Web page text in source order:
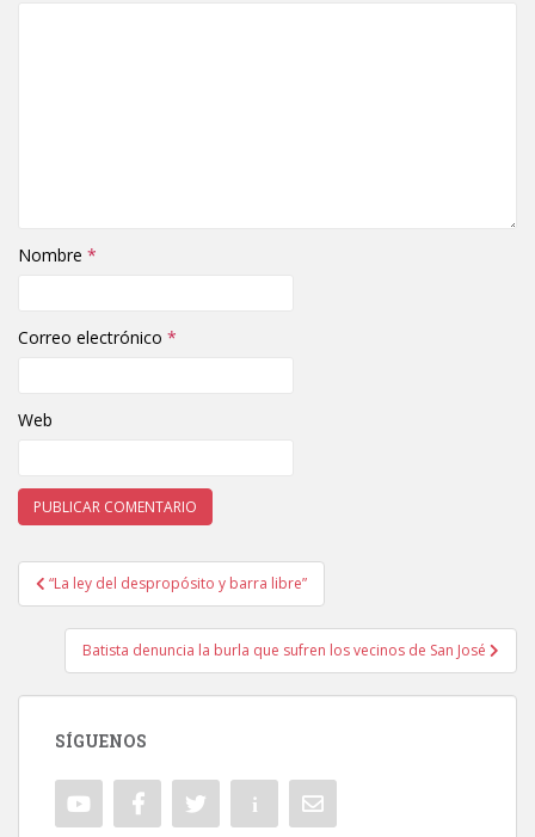
Nombre *
Correo electrónico *
Web
Navegación de entradas
“La ley del despropósito y barra libre”
Batista denuncia la burla que sufren los vecinos de San José
SÍGUENOS